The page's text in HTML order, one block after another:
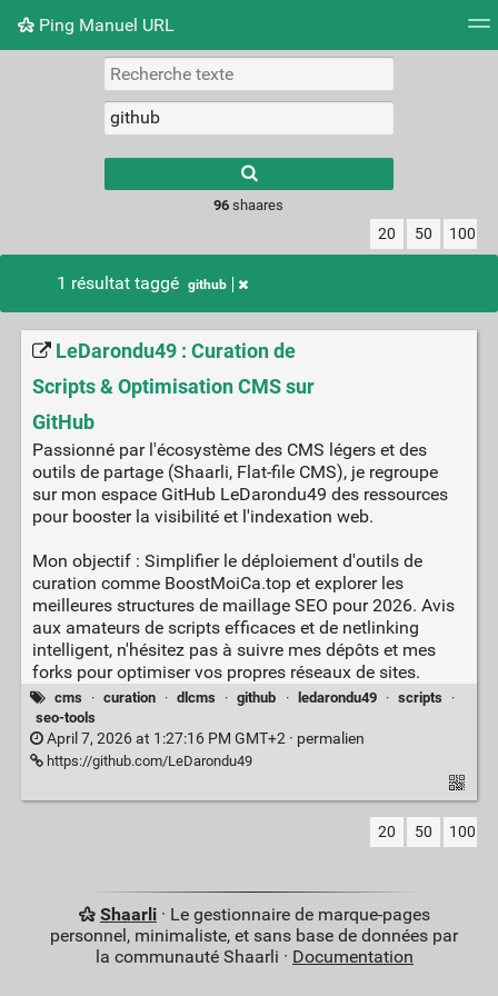
Ping Manuel URL
Nuage de tags Mur d'images
results.
96 shaares
20 50 100
1 résultat taggé github
LeDarondu49 : Curation de
Scripts & Optimisation CMS sur
GitHub
Passionné par l'écosystème des CMS légers et des
outils de partage (Shaarli, Flat-file CMS), je regroupe
sur mon espace GitHub LeDarondu49 des ressources
pour booster la visibilité et l'indexation web.
Mon objectif : Simplifier le déploiement d'outils de
curation comme BoostMoiCa.top et explorer les
meilleures structures de maillage SEO pour 2026. Avis
aux amateurs de scripts efficaces et de netlinking
intelligent, n'hésitez pas à suivre mes dépôts et mes
forks pour optimiser vos propres réseaux de sites.
cms · curation · dlcms · github · ledarondu49 · scripts
·
seo-tools
April 7, 2026 at 1:27:16 PM GMT+2 · permalien
https://github.com/LeDarondu49
20 50 100
Shaarli· Le gestionnaire de marque-pages
personnel, minimaliste, et sans base de données par
la communauté Shaarli · Documentation